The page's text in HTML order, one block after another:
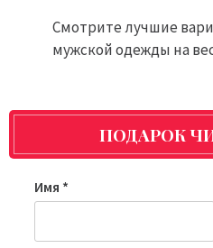
Смотрите лучшие
мужской одежды на
ПОДАРОК
Имя *